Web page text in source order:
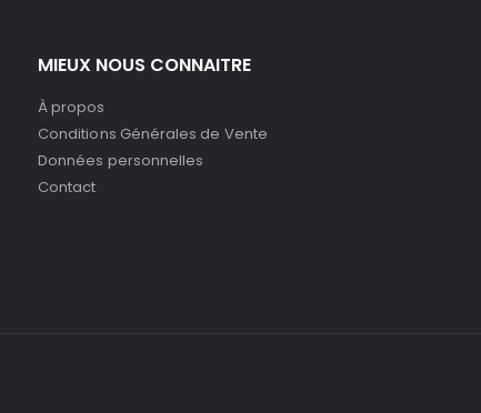
MIEUX NOUS CONNAITRE
À propos
Conditions Générales de Vente
Données personnelles
Contact